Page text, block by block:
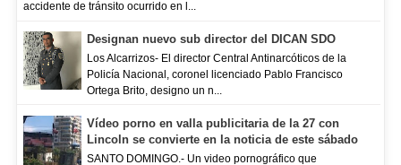
accidente de tránsito ocurrido en l...
Designan nuevo sub director del DICAN SDO
Los Alcarrizos- El director Central Antinarcóticos de la
Policía Nacional, coronel licenciado Pablo Francisco
Ortega Brito, designo un n...
Vídeo porno en valla publicitaria de la 27 con
Lincoln se convierte en la noticia de este sábado
SANTO DOMINGO.- Un video pornográfico que